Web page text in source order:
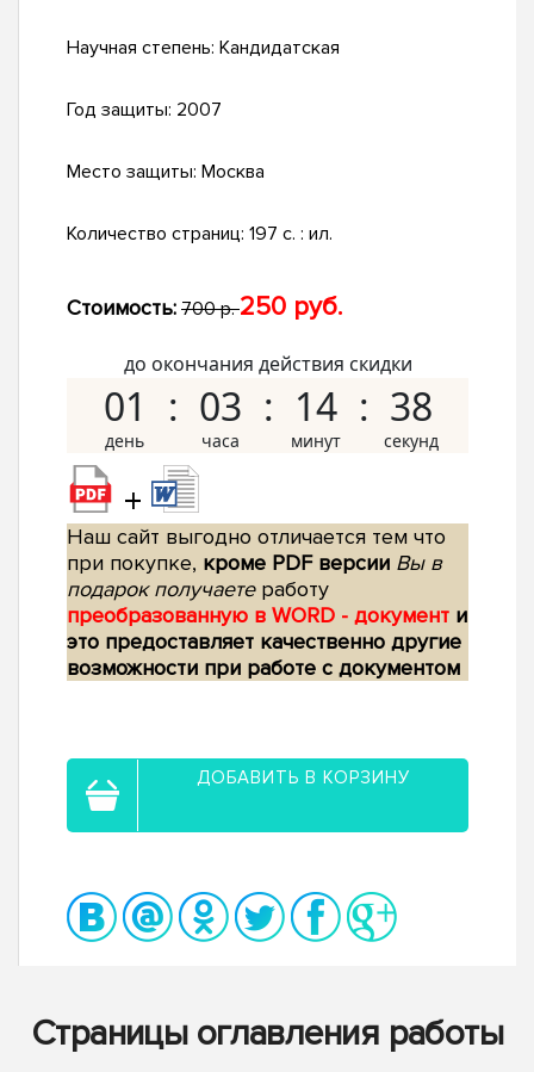
Научная степень: Кандидатская
Год защиты: 2007
Место защиты: Москва
Количество страниц: 197 с. : ил.
Стоимость: 700 р.250 руб.
до окончания действия скидки
01 03 14 37
+
Наш сайт выгодно отличается тем что
при покупке, кроме PDF версии Вы в
подарок получаетеработу
преобразованную в WORD - документ и
это предоставляет качественно другие
возможности при работе с документом
ДОБАВИТЬ В КОРЗИНУ
Страницы оглавления работы